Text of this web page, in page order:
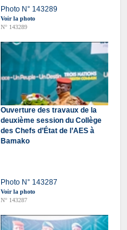
Photo N° 143289
Voir la photo
N° 143289
Ouverture des travaux de la
deuxième session du Collège
des Chefs d’État de l’AES à
Bamako
Photo N° 143287
Voir la photo
N° 143287